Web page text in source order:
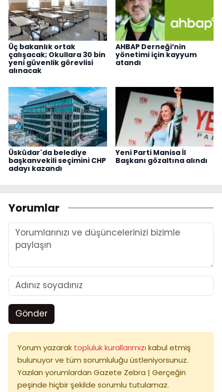
Üç bakanlık ortak
çalışacak; Okullara 30 bin
yeni güvenlik görevlisi
alınacak
AHBAP Derneği’nin
yönetimi için kayyum
atandı
Üsküdar'da belediye
başkanvekili seçimini CHP
adayı kazandı
Yeni Parti Manisa İl
Başkanı gözaltına alındı
Yorumlar
Gönder
Yorum yazarak topluluk kurallarımızı kabul etmiş
bulunuyor ve tüm sorumluluğu üstleniyorsunuz.
Yazılan yorumlardan Gazete Zebra | Gerçeğin
peşinde hiçbir şekilde sorumlu tutulamaz.